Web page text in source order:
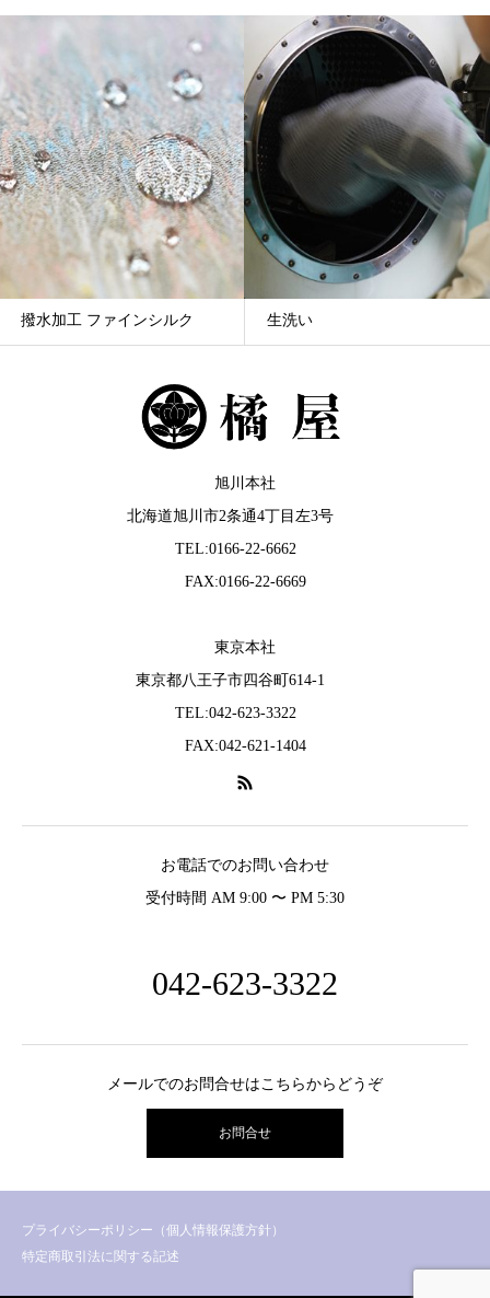
撥水加工 ファインシルク 生洗い
旭川本社
北海道旭川市2条通4丁目左3号
TEL:0166-22-6662
FAX:0166-22-6669
東京本社
東京都八王子市四谷町614-1
TEL:042-623-3322
FAX:042-621-1404
お電話でのお問い合わせ
受付時間 AM 9:00 〜 PM 5:30
042-623-3322
メールでのお問合せはこちらからどうぞ
お問合せ
プライバシーポリシー（個人情報保護方針）
特定商取引法に関する記述